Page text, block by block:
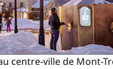
centre-ville de Mont-